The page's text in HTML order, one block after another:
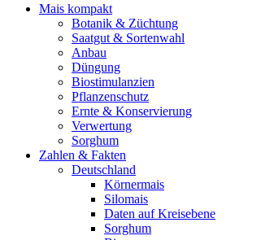
Mais kompakt
Botanik & Züchtung
Saatgut & Sortenwahl
Anbau
Düngung
Biostimulanzien
Pflanzenschutz
Ernte & Konservierung
Verwertung
Sorghum
Zahlen & Fakten
Deutschland
Körnermais
Silomais
Daten auf Kreisebene
Sorghum